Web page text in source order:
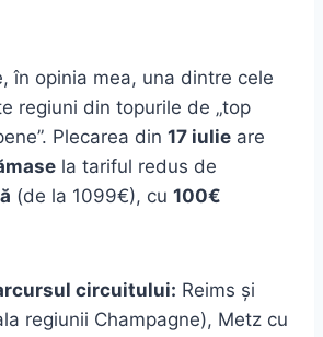
în opinia mea, una dintre cele
regiuni din topurile de „top
Plecarea din 17 iulie are
la tariful redus de
(de la 1099€), cu 100€
circuitului: Reims și
regiunii Champagne), Metz cu